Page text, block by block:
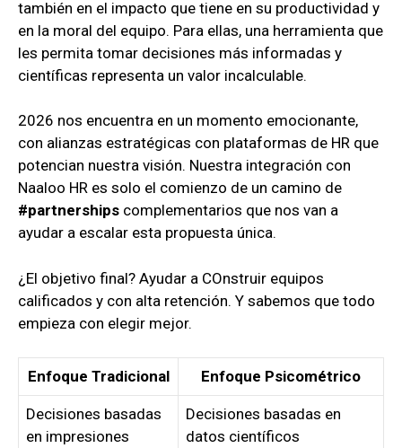
también en el impacto que tiene en su productividad y
en la moral del equipo. Para ellas, una herramienta que
les permita tomar decisiones más informadas y
científicas representa un valor incalculable.
2026 nos encuentra en un momento emocionante,
con alianzas estratégicas con plataformas de HR que
potencian nuestra visión. Nuestra integración con
Naaloo HR es solo el comienzo de un camino de
#partnerships complementarios que nos van a
ayudar a escalar esta propuesta única.
¿El objetivo final? Ayudar a COnstruir equipos
calificados y con alta retención. Y sabemos que todo
empieza con elegir mejor.
Enfoque Tradicional Enfoque Psicométrico
Decisiones basadas
en impresiones
Decisiones basadas en
datos científicos